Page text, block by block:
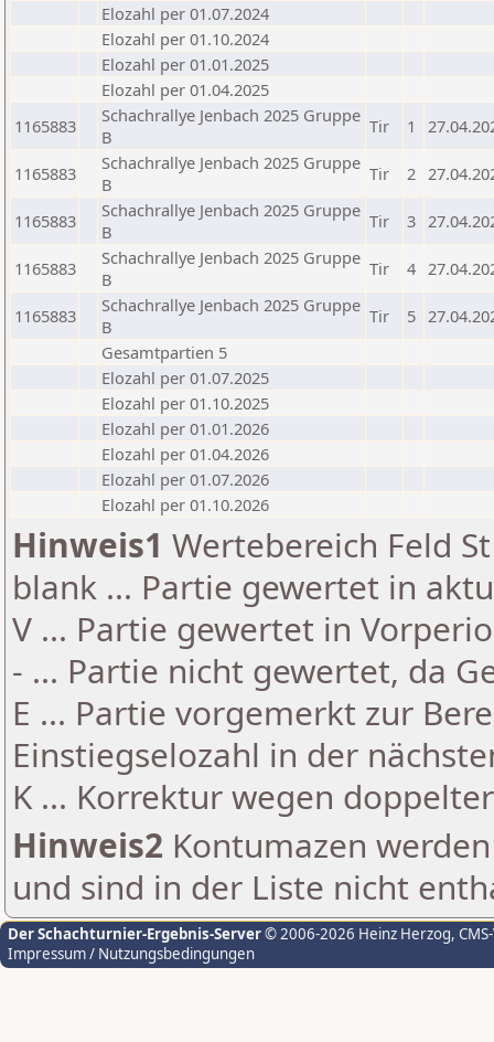
Elozahl per 01.07.2024
Elozahl per 01.10.2024
Elozahl per 01.01.2025
Elozahl per 01.04.2025
1165883
Schachrallye Jenbach 2025 Gruppe
B
Tir 1
1165883
Schachrallye Jenbach 2025 Gruppe
B
Tir 2
1165883
Schachrallye Jenbach 2025 Gruppe
B
Tir 3
1165883
Schachrallye Jenbach 2025 Gruppe
B
Tir 4
1165883
Schachrallye Jenbach 2025 Gruppe
B
Tir 5
Gesamtpartien 5
Elozahl per 01.07.2025
Elozahl per 01.10.2025
Elozahl per 01.01.2026
Elozahl per 01.04.2026
Elozahl per 01.07.2026
Elozahl per 01.10.2026
Hinweis1 Wertebereich Feld
blank ... Partie gewertet in
V ... Partie gewertet in
- ... Partie nicht gewertet, da
E ... Partie vorgemerkt zur
Einstiegselozahl in der
K ... Korrektur wegen
Hinweis2 Kontumazen
und sind in der Liste nicht
Der Schachturnier-Ergebnis-Server© 2006-2026 Heinz Herzog,
Impressum / Nutzungsbedingungen